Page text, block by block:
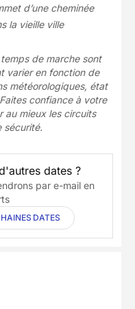
d’une cheminée
la vieille ville
de marche sont
varier en fonction de
météorologiques, état
confiance à votre
au mieux les circuits
sécurité.
dates ?
par e-mail en
DATES